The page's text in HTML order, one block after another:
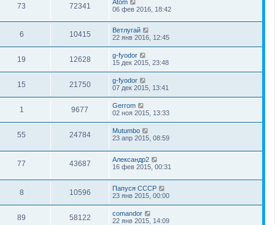
73 72341
Atom
06 фев 2016, 18:42
6 10415
Ветлугай
22 янв 2016, 12:45
19 12628
g-fyodor
15 дек 2015, 23:48
15 21750
g-fyodor
07 дек 2015, 13:41
1 9677
Gerrom
02 ноя 2015, 13:33
55 24784
Mutumbo
23 апр 2015, 08:59
77 43687
Александр2
16 фев 2015, 00:31
8 10596
Папуся СССР
23 янв 2015, 00:00
89 58122
comandor
22 янв 2015, 14:09